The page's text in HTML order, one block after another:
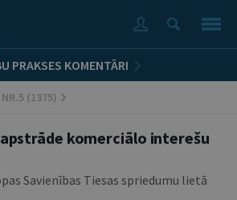
PRAKSES KOMENTĀRI
(1375)
komerciālo interešu
Savienības Tiesas spriedumu lietā